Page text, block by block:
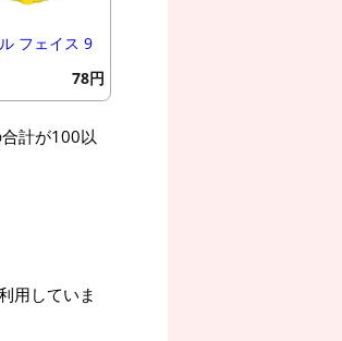
フェイス 9
78円
計が100以
用していま